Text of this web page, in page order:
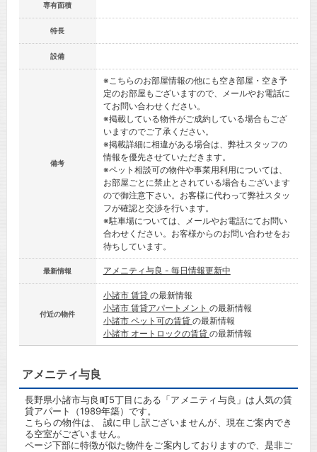
専有面積
特長
設備
備考
※こちらのお部屋情報の他にも空き部屋・空き予
定のお部屋もございますので、メールやお電話に
てお問い合わせください。
※掲載している物件がご成約している場合もござ
いますのでご了承ください。
※掲載詳細に相違がある場合は、弊社スタッフの
情報を優先させていただきます。
※ペット相談可の物件や事業用利用については、
お部屋ごとに禁止とされている場合もございます
ので御注意下さい。お客様に代わって弊社スタッ
フが確認と交渉を行います。
※駐車場については、メールやお電話にてお問い
合わせください。お客様からのお問い合わせをお
待ちしています。
最新情報 アメニティ与良 - 毎日情報更新中
付近の物件
小諸市 賃貸 の最新情報
小諸市 賃貸アパートメント の最新情報
小諸市 ペット可の賃貸 の最新情報
小諸市 オートロックの賃貸 の最新情報
アメニティ与良
長野県小諸市与良町5丁目にある「アメニティ与良」は人気の賃
貸アパート（1989年築）です。
こちらの物件は、 誠に申し訳ございませんが、現在ご案内でき
る空室がございません。
ページ下部に特徴が似た物件をご案内しておりますので、是非ご